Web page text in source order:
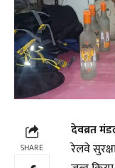
SHARE
देवब्रत
रेलवे